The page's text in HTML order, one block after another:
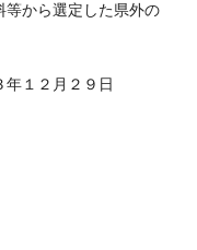
等から選定した県外の
年１２月２９日